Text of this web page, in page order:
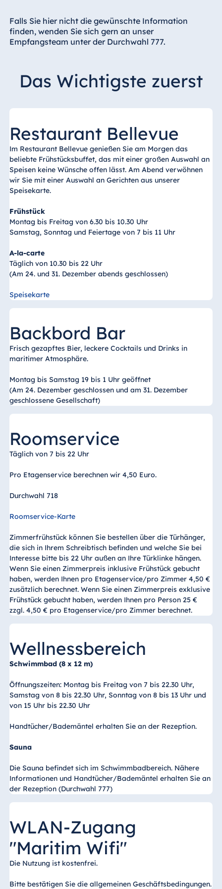
Hotel Bremen
Hotel Darmstadt
Hotel Frankfurt
Schlossgarten
Airport Hotel
Hannover
Hotel Ingolstadt
Hotel Bellevue
Kiel
Hotel
Königswinter
Hotel München
Hotel Stuttgart
Timmendorfer
Strand
TitiseeHotel
Titisee-Neustadt
Strandhotel
Travemünde
Hotel Ulm
Star-Apart Hansa
Hotel Wiesbaden
Jolie Ville Resort
El Sheikh
Albanien
Hotel Plaza
Tirana
Resort Marina
Bay
Bulgarien
Hotel Paradise
Blue Albena
Hotel Amelia
China
Hotel Taicang
Hotel &
Conference
Center Taicang
Italien
Resort Calabria
Falls Sie hier nicht die gewünschte Information
finden, wenden Sie sich gern an unser
Empfangsteam unter der Durchwahl 777.
Das Wichtigste zuerst
Restaurant Bellevue
Im Restaurant Bellevue genießen Sie am Morgen das
beliebte Frühstücksbuffet, das mit einer großen Auswahl an
Speisen keine Wünsche offen lässt. Am Abend verwöhnen
wir Sie mit einer Auswahl an Gerichten aus unserer
Speisekarte.
Frühstück
Montag bis Freitag von 6.30 bis 10.30 Uhr
Samstag, Sonntag und Feiertage von 7 bis 11 Uhr
A-la-carte
Täglich von 10.30 bis 22 Uhr
(Am 24. und 31. Dezember abends geschlossen)
Speisekarte
Backbord Bar
Frisch gezapftes Bier, leckere Cocktails und Drinks in
maritimer Atmosphäre.
Montag bis Samstag 19 bis 1 Uhr geöffnet
(Am 24. Dezember geschlossen und am 31. Dezember
geschlossene Gesellschaft)
Roomservice
Täglich von 7 bis 22 Uhr
Pro Etagenservice berechnen wir 4,50 Euro.
Durchwahl 718
Roomservice-Karte
Zimmerfrühstück können Sie bestellen über die Türhänger,
die sich in Ihrem Schreibtisch befinden und welche Sie bei
Interesse bitte bis 22 Uhr außen an Ihre Türklinke hängen.
Wenn Sie einen Zimmerpreis inklusive Frühstück gebucht
haben, werden Ihnen pro Etagenservice/pro Zimmer 4,50 €
zusätzlich berechnet. Wenn Sie einen Zimmerpreis exklusive
Frühstück gebucht haben, werden Ihnen pro Person 25 €
zzgl. 4,50 € pro Etagenservice/pro Zimmer berechnet.
Wellnessbereich
Schwimmbad (8 x 12 m)
Öffnungszeiten: Montag bis Freitag von 7 bis 22.30 Uhr,
Samstag von 8 bis 22.30 Uhr, Sonntag von 8 bis 13 Uhr und
von 15 Uhr bis 22.30 Uhr
Handtücher/Bademäntel erhalten Sie an der Rezeption.
Sauna
Die Sauna befindet sich im Schwimmbadbereich. Nähere
Informationen und Handtücher/Bademäntel erhalten Sie an
der Rezeption (Durchwahl 777)
WLAN-Zugang
"Maritim Wifi"
Die Nutzung ist kostenfrei.
Bitte bestätigen Sie die allgemeinen Geschäftsbedingungen.